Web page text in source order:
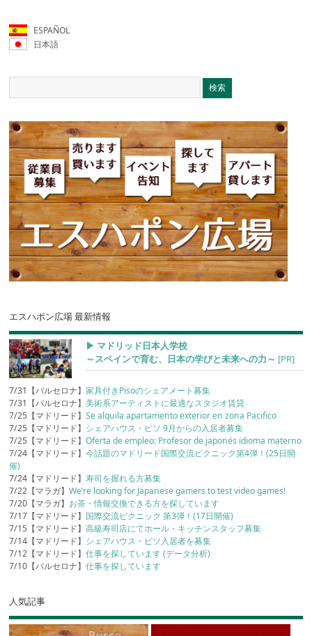
ESPAÑOL
日本語
エスハポン広場 最新情報
▶︎ マドリッド日本人学校
～スペインで育む、日本の学びと未来への力～ [PR]
7/31【バルセロナ】家具付きPisoのシェアメート募集
7/31【バルセロナ】美術系アーティストに最適なスタジオ賃貸
7/25【マドリード】Se alquila apartamento exterior en zona Pacifico
7/25【マドリード】 シェアハウス・ピソ 9月からの入居者募集
7/25【マドリード】Oferta de empleo: Profesor de japonés idioma materno
7/24【マドリード】今話題のマドリード国際交流ピクニック第4弾！(25日開
催)
7/24【マドリード】寿司を握れる方募集
7/22【マラガ】We’re looking for Japanese gamers to test video games!
7/20【マラガ】 お茶・情報交換できる方を探しています
7/17【マドリード】 国際交流ピクニック 第3弾！(17日開催)
7/15【マドリード】高級寿司店にてホール・キッチンスタッフ募集
7/14【マドリード】 シェアハウス・ピソ入居者を募集
7/12【マドリード】仕事を探しています (データ分析)
7/10【バルセロナ】仕事を探しています
人気記事